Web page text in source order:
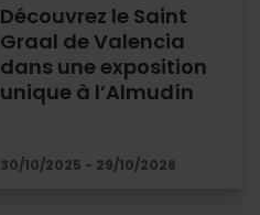
Découvrez le Saint
Graal de Valencia
dans une exposition
unique à l’Almudín
30/10/2025 - 29/10/2026